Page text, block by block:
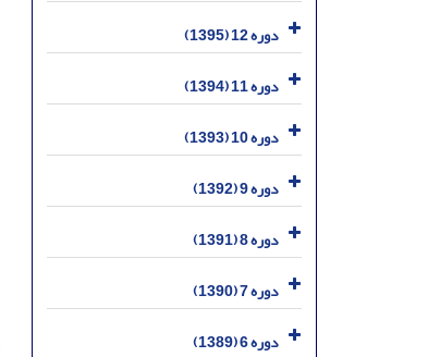
دوره 12 (1395)
دوره 11 (1394)
دوره 10 (1393)
دوره 9 (1392)
دوره 8 (1391)
دوره 7 (1390)
دوره 6 (1389)